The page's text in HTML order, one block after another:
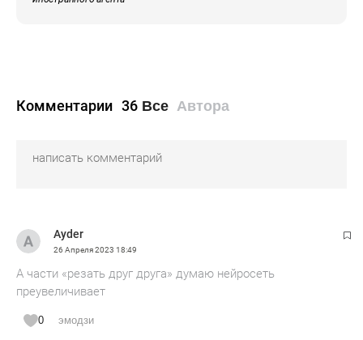
Комментарии 36 Все Автора
Ayder
26 Апреля 2023 18:49
А части «резать друг друга» думаю нейросеть
преувеличивает
0 эмодзи